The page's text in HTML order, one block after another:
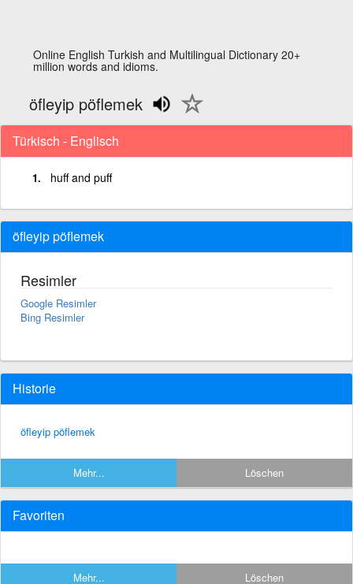
Online English Turkish and Multilingual Dictionary 20+
million words and idioms.
öfleyip pöflemek
Türkisch - Englisch
huff and puff
öfleyip pöflemek
Resimler
Google Resimler
Bing Resimler
Historie
öfleyip pöflemek
Mehr... Löschen
Favoriten
Mehr... Löschen